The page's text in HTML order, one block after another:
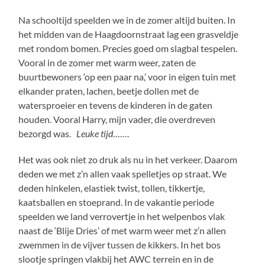
Na schooltijd speelden we in de zomer altijd buiten. In
het midden van de Haagdoornstraat lag een grasveldje
met rondom bomen. Precies goed om slagbal tespelen.
Vooral in de zomer met warm weer, zaten de
buurtbewoners ‘op een paar na,’ voor in eigen tuin met
elkander praten, lachen, beetje dollen met de
watersproeier en tevens de kinderen in de gaten
houden. Vooral Harry, mijn vader, die overdreven
bezorgd was. Leuke tijd…….
Het was ook niet zo druk als nu in het verkeer. Daarom
deden we met z’n allen vaak spelletjes op straat. We
deden hinkelen, elastiek twist, tollen, tikkertje,
kaatsballen en stoeprand. In de vakantie periode
speelden we land verrovertje in het welpenbos vlak
naast de ‘Blije Dries’ of met warm weer met z’n allen
zwemmen in de vijver tussen de kikkers. In het bos
slootje springen vlakbij het AWC terrein en in de